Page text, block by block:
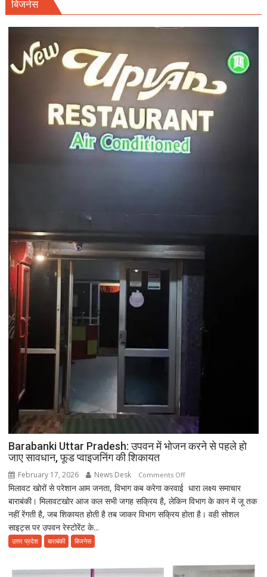
बिजनेस
Barabanki Uttar Pradesh: उपवन में भोजन करने से पहले हो
जाए सावधान, फूड प्वाइजनिंग की शिकायत
February 17, 2026 News Desk Comments Offon
Barabanki
Uttar
Pradesh:
करने
मिलावट खोरों से परेशान आम जनता, विभाग कब करेगा करवाई धारा लक्ष्य समाचार
बाराबंकी। मिलावटखोर आज कल सभी जगह सक्रिय है, लेकिन विभाग के कान में जू तक
नहीं रेंगती है, जब शिकायत होती है तब जाकर विभाग सक्रिय होता है। वही सोशल
साइट्स पर उपवन रेस्टोरेंट के...
उत्तर प्रदेश बाराबंकी बिजनेस